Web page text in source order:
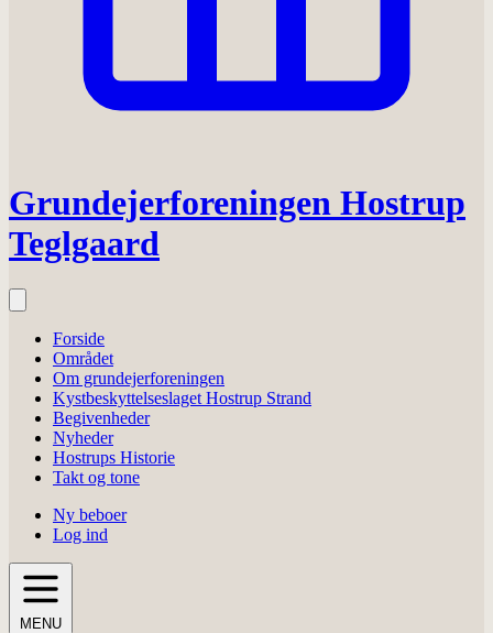
Grundejerforeningen Hostrup
Teglgaard
Forside
Området
Om grundejerforeningen
Kystbeskyttelseslaget Hostrup Strand
Begivenheder
Nyheder
Hostrups Historie
Takt og tone
Ny beboer
Log ind
MENU